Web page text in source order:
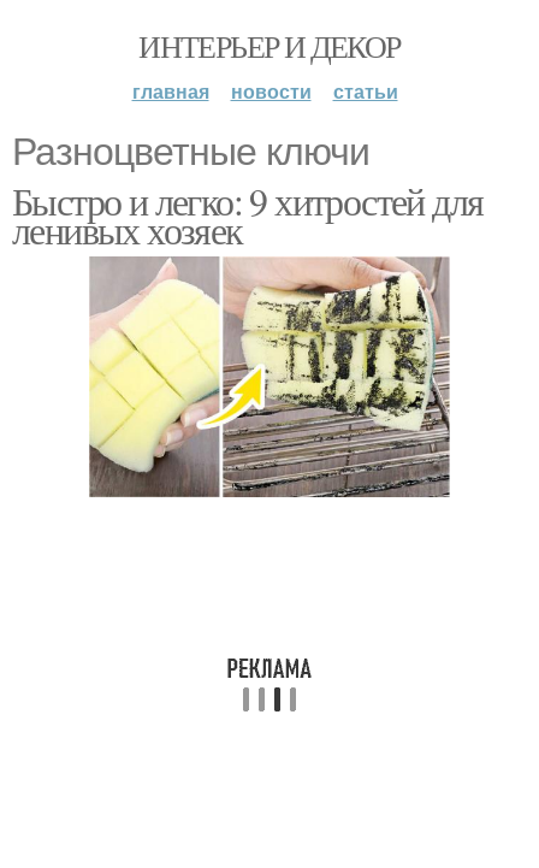
ИНТЕРЬЕР И ДЕКОР
главная новости статьи
Разноцветные ключи
Быстро и легко: 9 хитростей для
ленивых хозяек